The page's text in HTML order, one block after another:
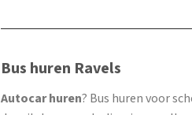
Bus huren Ravels
Autocar huren? Bus huren voor